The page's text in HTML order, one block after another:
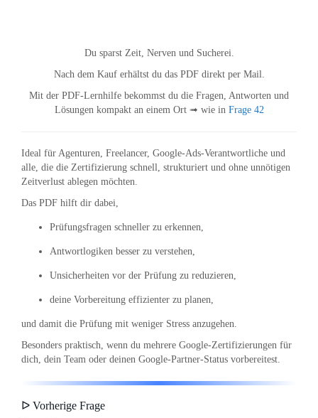
Du sparst Zeit, Nerven und Sucherei.
Nach dem Kauf erhältst du das PDF direkt per Mail.
Mit der PDF-Lernhilfe bekommst du die Fragen, Antworten und
Lösungen kompakt an einem Ort ➟ wie in Frage 42
Ideal für Agenturen, Freelancer, Google-Ads-Verantwortliche und
alle, die die Zertifizierung schnell, strukturiert und ohne unnötigen
Zeitverlust ablegen möchten.
Das PDF hilft dir dabei,
Prüfungsfragen schneller zu erkennen,
Antwortlogiken besser zu verstehen,
Unsicherheiten vor der Prüfung zu reduzieren,
deine Vorbereitung effizienter zu planen,
und damit die Prüfung mit weniger Stress anzugehen.
Besonders praktisch, wenn du mehrere Google-Zertifizierungen für
dich, dein Team oder deinen Google-Partner-Status vorbereitest.
ᐅ Vorherige Frage